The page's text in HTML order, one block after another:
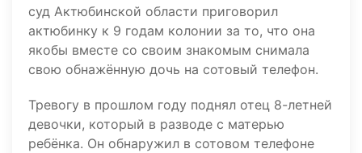
суд Актюбинской области приговорил
актюбинку к 9 годам колонии за то, что она
якобы вместе со своим знакомым снимала
свою обнажённую дочь на сотовый телефон.
Тревогу в прошлом году поднял отец 8-летней
девочки, который в разводе с матерью
ребёнка. Он обнаружил в сотовом телефоне